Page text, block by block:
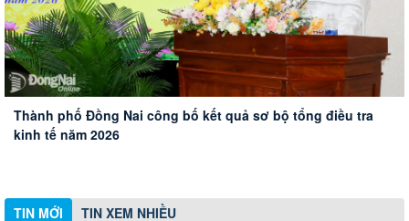
TIN MỚI TIN XEM NHIỀU
Tháo gỡ những khó khăn, vướng mắc trong công tác khám
Thuế thành phố Đồng Nai triển khai tạm hoãn xuất cảnh
Thành phố Đồng Nai công bố kết quả sơ bộ tổng điều tra
kinh tế năm 2026
Tiếp tục đẩy mạnh các giải pháp để ngăn chặn, đẩy lùi tội
phạm, tệ nạn ma túy